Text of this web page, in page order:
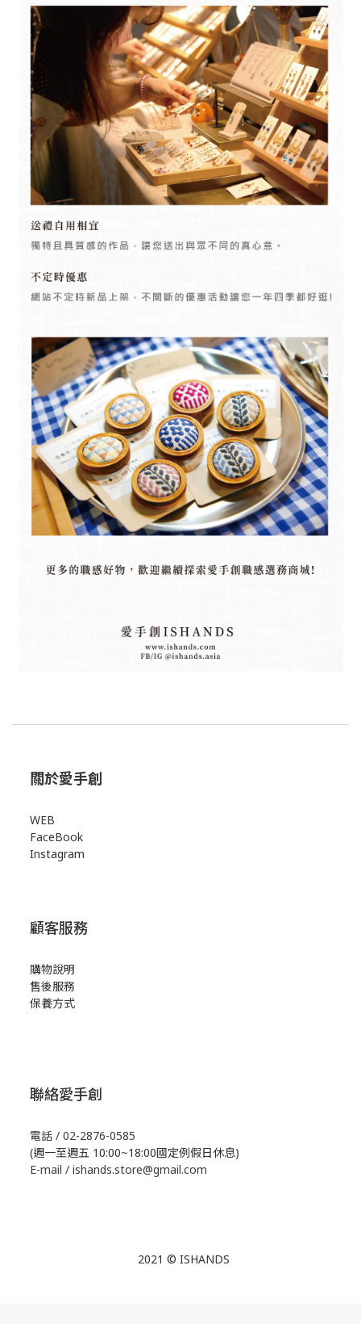
關於愛手創
WEB
FaceBook
Instagram
顧客服務
購物說明
售後服務
保養方式
聯絡愛手創
電話 / 02-2876-0585
(週一至週五 10:00~18:00國定例假日休息)
E-mail / ishands.store@gmail.com
2021 © ISHANDS